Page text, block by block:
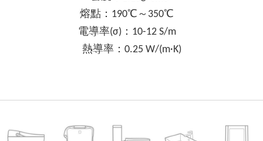
熔點：190℃～350℃
電導率(σ)：10-12 S/m
熱導率：0.25 W/(m·K)